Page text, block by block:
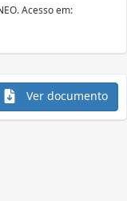
Acesso em:
Ver documento